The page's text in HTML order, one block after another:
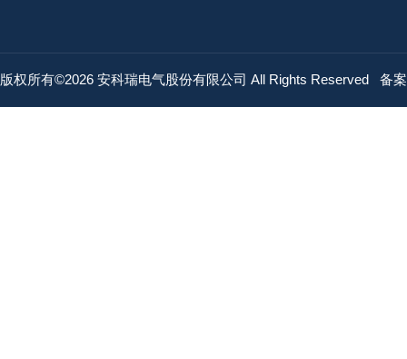
版权所有©2026 安科瑞电气股份有限公司 All Rights Reserved 备